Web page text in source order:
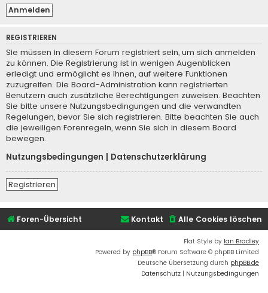
REGISTRIEREN
Sie müssen in diesem Forum registriert sein, um sich anmelden
zu können. Die Registrierung ist in wenigen Augenblicken
erledigt und ermöglicht es Ihnen, auf weitere Funktionen
zuzugreifen. Die Board-Administration kann registrierten
Benutzern auch zusätzliche Berechtigungen zuweisen. Beachten
Sie bitte unsere Nutzungsbedingungen und die verwandten
Regelungen, bevor Sie sich registrieren. Bitte beachten Sie auch
die jeweiligen Forenregeln, wenn Sie sich in diesem Board
bewegen.
Nutzungsbedingungen
Datenschutzerklärung
Registrieren
Foren-Übersicht Alle Cookies löschen
Kontakt
Flat Style by Ian Bradley
Powered by phpBB® Forum Software © phpBB Limited
Deutsche Übersetzung durch phpBB.de
Datenschutz | Nutzungsbedingungen